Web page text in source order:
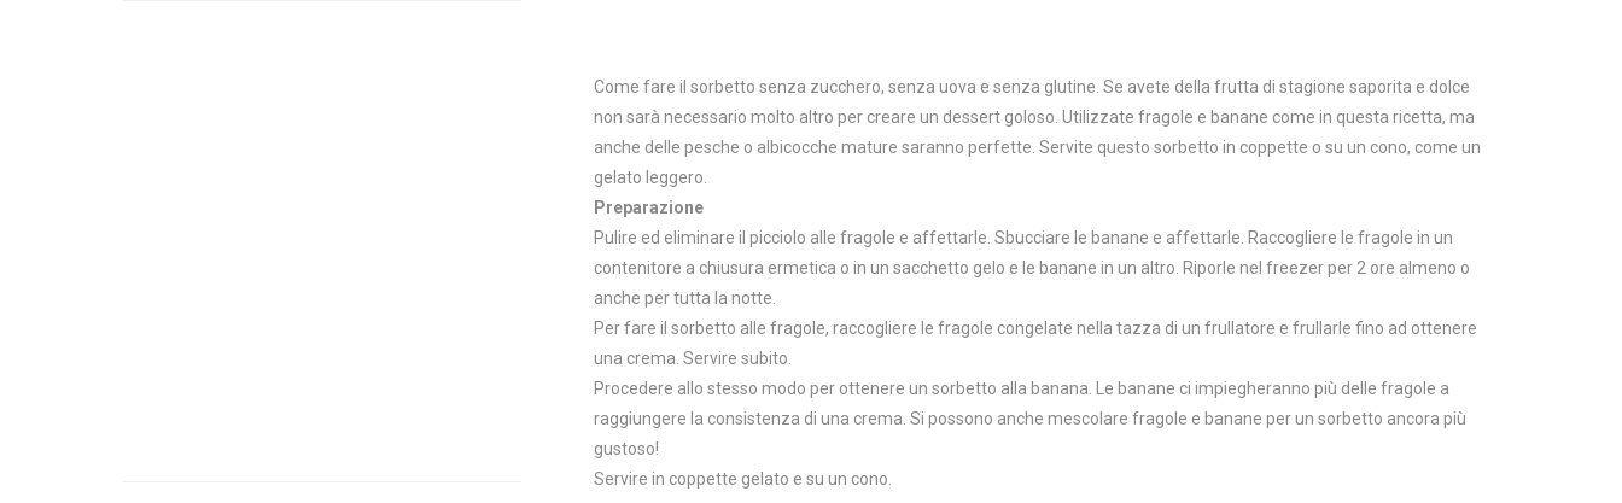
Come fare il sorbetto senza zucchero, senza uova e senza glutine. Se avete della frutta di stagione saporita e dolce
non sarà necessario molto altro per creare un dessert goloso. Utilizzate fragole e banane come in questa ricetta, ma
anche delle pesche o albicocche mature saranno perfette. Servite questo sorbetto in coppette o su un cono, come un
gelato leggero.
Preparazione
Pulire ed eliminare il picciolo alle fragole e affettarle. Sbucciare le banane e affettarle. Raccogliere le fragole in un
contenitore a chiusura ermetica o in un sacchetto gelo e le banane in un altro. Riporle nel freezer per 2 ore almeno o
anche per tutta la notte.
Per fare il sorbetto alle fragole, raccogliere le fragole congelate nella tazza di un frullatore e frullarle fino ad ottenere
una crema. Servire subito.
Procedere allo stesso modo per ottenere un sorbetto alla banana. Le banane ci impiegheranno più delle fragole a
raggiungere la consistenza di una crema. Si possono anche mescolare fragole e banane per un sorbetto ancora più
gustoso!
Servire in coppette gelato e su un cono.